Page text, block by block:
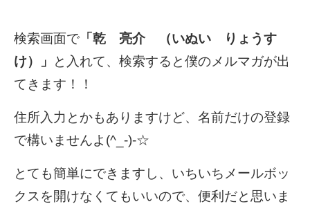
検索画面で 「乾 亮介 （いぬい りょうす
け）」
と入れて、検索すると僕のメルマガが出
てきます！！
住所入力とかもありますけど、名前だけの登録
で構いませんよ(^_-)-☆
とても簡単にできますし、いちいちメールボッ
クスを開けなくてもいいので、便利だと思いま